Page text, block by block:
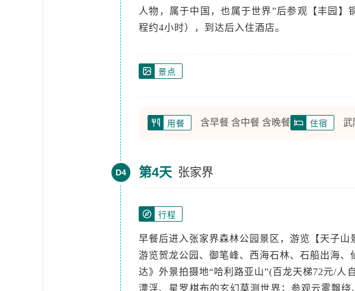
人物，属于中国，也属于世界”后参观【丰园
程约4小时），到达后入住酒店。
景点
用餐 含早餐 含中餐 含晚餐 住宿 武
D4 第4天 张家界
行程
早餐后进入张家界森林公园景区，游览【天子山
游览贺龙公园、御笔峰、西海石林、石船出海
达》外景拍摄地“哈利路亚山”(百龙天梯72元/人
漂浮、星罗棋布的玄幻莫测世界；参观云雾飘